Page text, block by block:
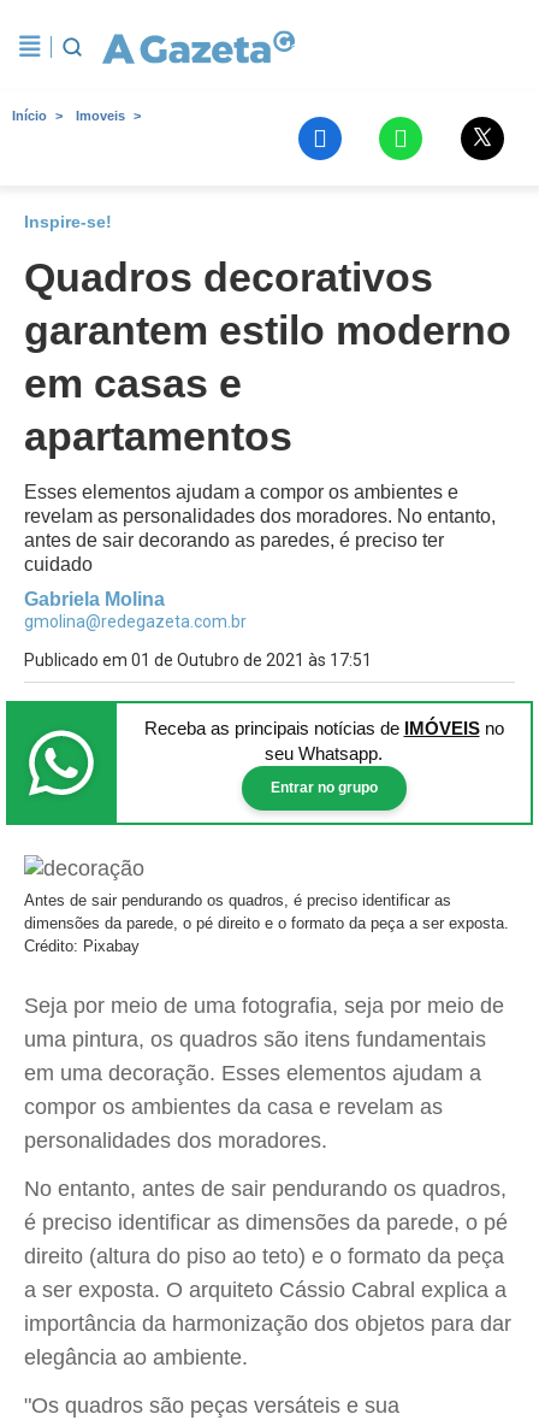
Início Imoveis
Inspire-se!
Quadros decorativos
garantem estilo moderno
em casas e
apartamentos
Esses elementos ajudam a compor os ambientes e
revelam as personalidades dos moradores. No entanto,
antes de sair decorando as paredes, é preciso ter
cuidado
Gabriela Molina
gmolina@redegazeta.com.br
Publicado em 01 de Outubro de 2021 às 17:51
Receba as principais notícias de IMÓVEISno
seu Whatsapp.
Entrar no grupo
Antes de sair pendurando os quadros, é preciso identificar as
dimensões da parede, o pé direito e o formato da peça a ser exposta.
Crédito: Pixabay
Seja por meio de uma fotografia, seja por meio de
uma pintura, os quadros são itens fundamentais
em uma decoração. Esses elementos ajudam a
compor os ambientes da casa e revelam as
personalidades dos moradores.
No entanto, antes de sair pendurando os quadros,
é preciso identificar as dimensões da parede, o pé
direito (altura do piso ao teto) e o formato da peça
a ser exposta. O arquiteto Cássio Cabral explica a
importância da harmonização dos objetos para dar
elegância ao ambiente.
"Os quadros são peças versáteis e sua